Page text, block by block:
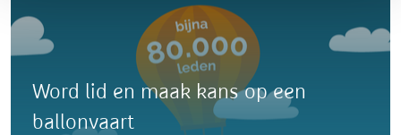
Word lid en maak kans op een
ballonvaart